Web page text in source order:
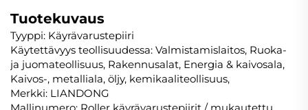
Tuotekuvaus
Tyyppi: Käyrävarustepiiri
Käytettävyys teollisuudessa: Valmistamislaitos, Ruoka-
ja juomateollisuus, Rakennusalat, Energia & kaivosala,
Kaivos-, metalliala, öljy, kemikaaliteollisuus,
Merkki: LIANDONG